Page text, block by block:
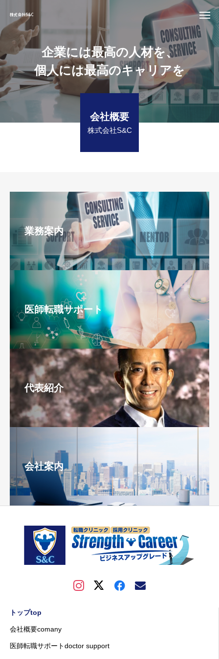
株式会社S&C
企業には最高の人材を、
個人には最高のキャリ アを
会社概要
株式会社S&C
業務案内
医師転職サポート
代表紹介
会社案内
トップtop
会社概要comany
医師転職サポートdoctor support